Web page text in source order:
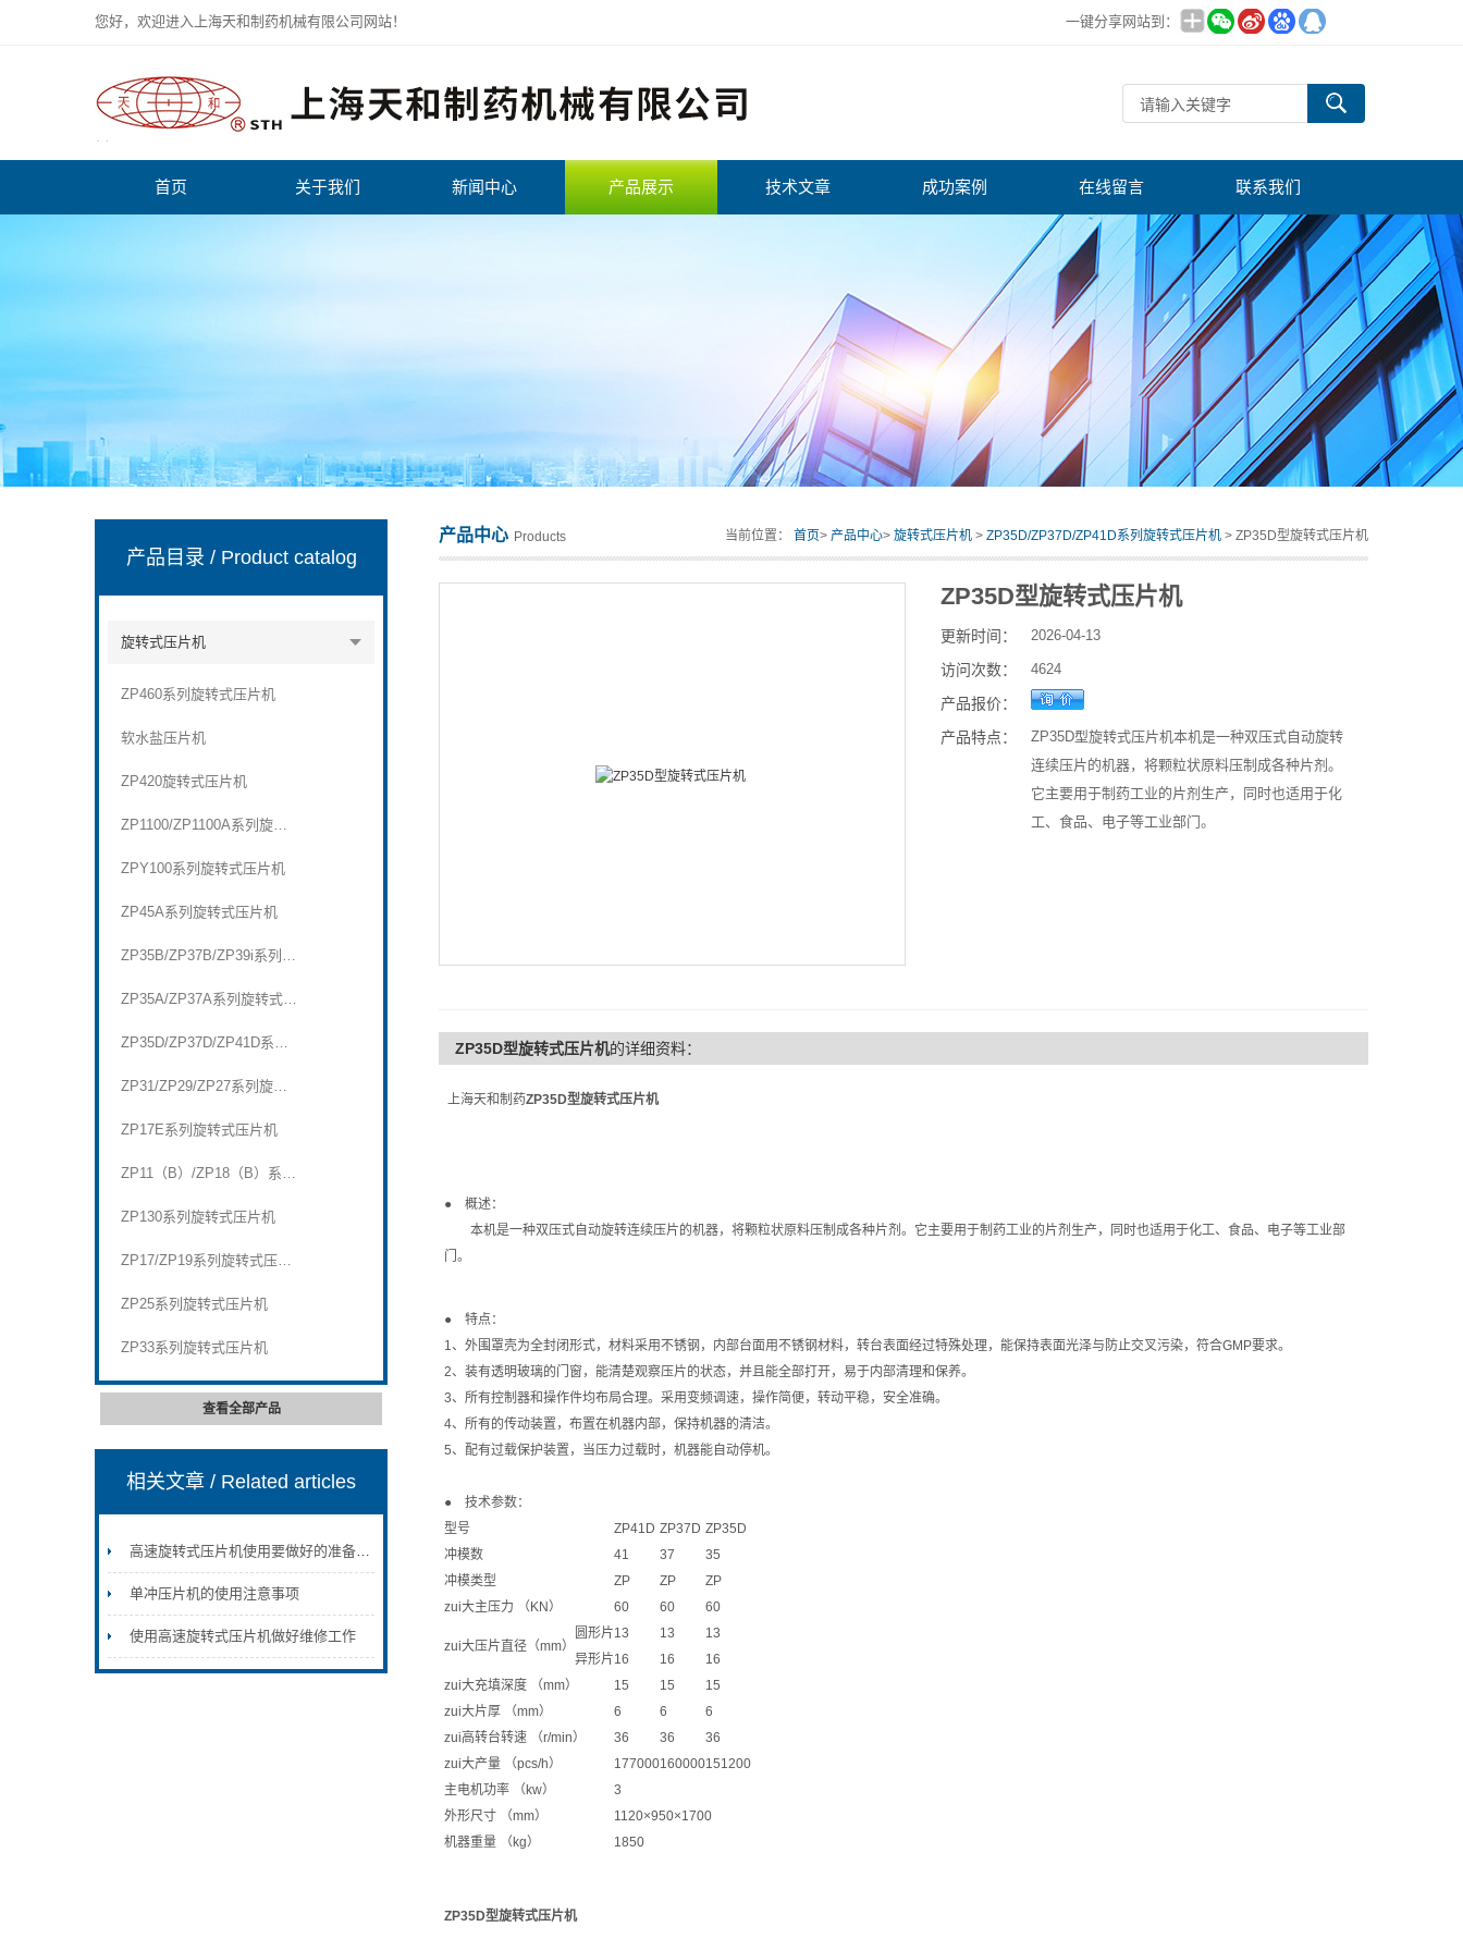
您好，欢迎进入上海天和制药机械有限公司网站！ 一键分享网站到：
首页 关于我们 新闻中心 产品展示 技术文章 成功案例 在线留言 联系我们
产品目录 / Product catalog
旋转式压片机
ZP460系列旋转式压片机
软水盐压片机
ZP420旋转式压片机
ZP1100/ZP1100A系列旋转式压片机
ZPY100系列旋转式压片机
ZP45A系列旋转式压片机
ZP35B/ZP37B/ZP39i系列旋转式压片机
ZP35A/ZP37A系列旋转式压片机
ZP35D/ZP37D/ZP41D系列旋转式压片机
ZP31/ZP29/ZP27系列旋转式压片机
ZP17E系列旋转式压片机
ZP11（B）/ZP18（B）系列旋转式压片机
ZP130系列旋转式压片机
ZP17/ZP19系列旋转式压片机
ZP25系列旋转式压片机
ZP33系列旋转式压片机
查看全部产品
相关文章/ Related articles
高速旋转式压片机使用要做好的准备工作
单冲压片机的使用注意事项
使用高速旋转式压片机做好维修工作
产品中心 Products 当前位置： 首页> 产品中心> 旋转式压片机 > ZP35D/ZP37D/ZP41D系列旋转式压片机 > ZP35D型旋转式压片机
ZP35D型旋转式压片机
更新时间： 2026-04-13
访问次数： 4624
产品报价：
产品特点：
ZP35D型旋转式压片机本机是一种双压式自动旋转
连续压片的机器，将颗粒状原料压制成各种片剂。
它主要用于制药工业的片剂生产，同时也适用于化
工、食品、电子等工业部门。
ZP35D型旋转式压片机的详细资料：
上海天和制药ZP35D型旋转式压片机
● 概述：
本机是一种双压式自动旋转连续压片的机器，将颗粒状原料压制成各种片剂。它主要用于制药工业的片剂生产，同时也适用于化工、食品、电子等工业部
门。
● 特点：
1、外围罩壳为全封闭形式，材料采用不锈钢，内部台面用不锈钢材料，转台表面经过特殊处理，能保持表面光泽与防止交叉污染，符合GMP要求。
2、装有透明玻璃的门窗，能清楚观察压片的状态，并且能全部打开，易于内部清理和保养。
3、所有控制器和操作件均布局合理。采用变频调速，操作简便，转动平稳，安全准确。
4、所有的传动装置，布置在机器内部，保持机器的清洁。
5、配有过载保护装置，当压力过载时，机器能自动停机。
● 技术参数：
型号
ZP41D ZP37D ZP35D
冲模数
41 37
35
冲模类型
ZP ZP
ZP
zui大主压力 （KN）
60 60 60
zui大压片直径（mm）
圆形片13 13
13
异形片16 16
16
zui大充填深度 （mm）
15 15
15
zui大片厚 （mm）
6 6
6
zui高转台转速 （r/min）
36 36
36
zui大产量 （pcs/h）
177000160000151200
主电机功率 （kw）
3
外形尺寸 （mm）
1120×950×1700
机器重量 （kg）
1850
ZP35D型旋转式压片机